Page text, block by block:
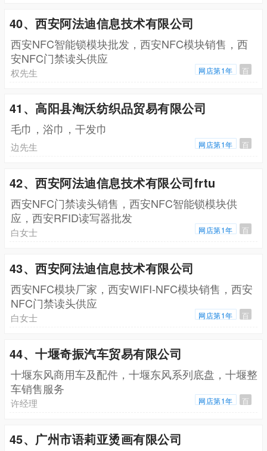
40、西安阿法迪信息技术有限公司
西安NFC智能锁模块批发，西安NFC模块销售，西
安NFC门禁读头供应
权先生 网店第1年 百
41、高阳县淘沃纺织品贸易有限公司
毛巾，浴巾，干发巾
边先生 网店第1年 百
42、西安阿法迪信息技术有限公司frtu
西安NFC门禁读头销售，西安NFC智能锁模块供
应，西安RFID读写器批发
白女士 网店第1年 百
43、西安阿法迪信息技术有限公司
西安NFC模块厂家，西安WIFI-NFC模块销售，西安
NFC门禁读头供应
白女士 网店第1年 百
44、十堰奇振汽车贸易有限公司
十堰东风商用车及配件，十堰东风系列底盘，十堰整
车销售服务
许经理 网店第1年 百
45、广州市语莉亚烫画有限公司